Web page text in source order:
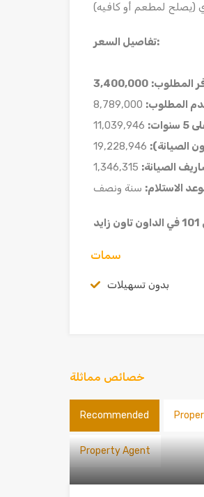
(يصلح لمطعم أو كافيه)
تفاصيل السعر:
المطلوب:
المطلوب:
:
الصيانة):
الصيانة:
الاستلام: سنة ونصف
سمات
بدون تسهيلات
خصائص مماثلة
Recommended
Property Agent